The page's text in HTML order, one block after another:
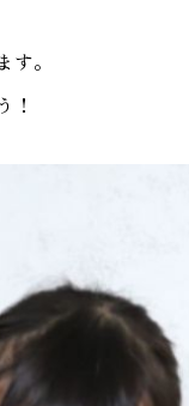
。
！